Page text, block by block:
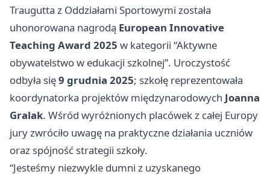
Traugutta z Oddziałami Sportowymi została
uhonorowana nagrodą European Innovative
Teaching Award 2025 w kategorii “Aktywne
obywatelstwo w edukacji szkolnej”. Uroczystość
odbyła się9 grudnia 2025; szkołę reprezentowała
koordynatorka projektów międzynarodowych Joanna
Gralak. Wśród wyróżnionych placówek z całej Europy
jury zwróciło uwagę na praktyczne działania uczniów
oraz spójność strategii szkoły.
“Jesteśmy niezwykle dumni z uzyskanego